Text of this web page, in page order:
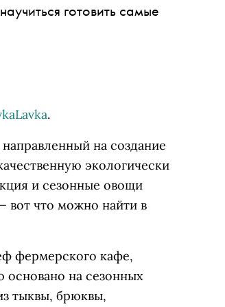
готовить самые
.
на создание
экологически
и сезонные овощи
вот что можно найти в
фермерского кафе,
на сезонных
тыквы, брюквы,